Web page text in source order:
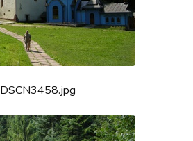
DSCN3458.jpg